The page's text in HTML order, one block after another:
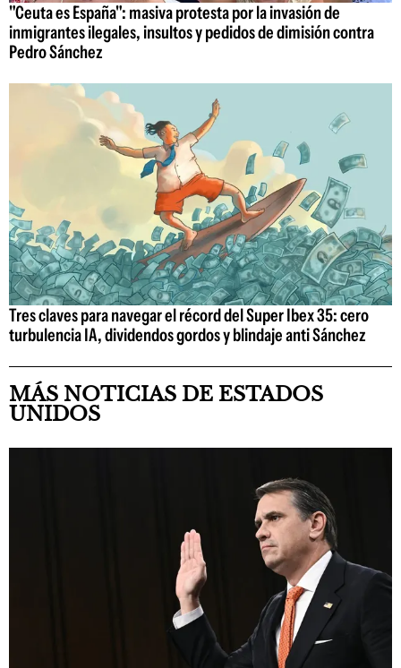
"Ceuta es España": masiva protesta por la invasión de
inmigrantes ilegales, insultos y pedidos de dimisión contra
Pedro Sánchez
Tres claves para navegar el récord del Super Ibex 35: cero
turbulencia IA, dividendos gordos y blindaje anti Sánchez
MÁS NOTICIAS DE ESTADOS
UNIDOS